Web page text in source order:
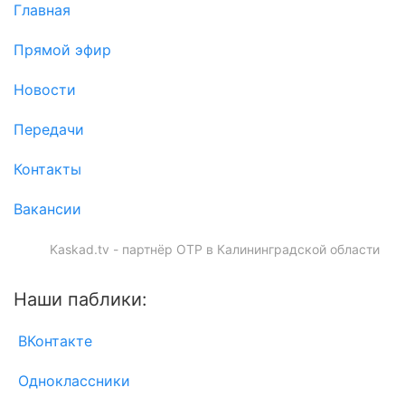
Главная
Прямой эфир
Новости
Передачи
Контакты
Вакансии
Kaskad.tv - партнёр ОТР в Калининградской области
Наши паблики:
ВКонтакте
Одноклассники